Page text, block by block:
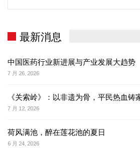
最新消息
中国医药行业新进展与产业发展大趋势
7 月 26, 2026
《关索岭》：以非遗为骨，平民热血铸
7 月 12, 2026
荷风满池，醉在莲花池的夏日
6 月 24, 2026